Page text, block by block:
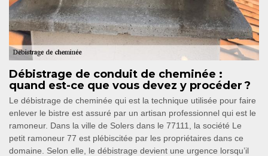
Débistrage de conduit de cheminée :
quand est-ce que vous devez y procéder ?
Le débistrage de cheminée qui est la technique utilisée pour faire
enlever le bistre est assuré par un artisan professionnel qui est le
ramoneur. Dans la ville de Solers dans le 77111, la société Le
petit ramoneur 77 est plébiscitée par les propriétaires dans ce
domaine. Selon elle, le débistrage devient une urgence lorsqu’il